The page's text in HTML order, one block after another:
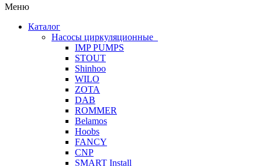
Меню
Каталог
Насосы циркуляционные
IMP PUMPS
STOUT
Shinhoo
WILO
ZOTA
DAB
ROMMER
Belamos
Hoobs
FANCY
CNP
SMART Install